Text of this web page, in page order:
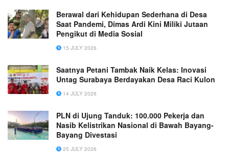
Berawal dari Kehidupan Sederhana di Desa
Saat Pandemi, Dimas Ardi Kini Miliki Jutaan
Pengikut di Media Sosial
15 JULY 2026
Saatnya Petani Tambak Naik Kelas: Inovasi
Untag Surabaya Berdayakan Desa Raci Kulon
14 JULY 2026
PLN di Ujung Tanduk: 100.000 Pekerja dan
Nasib Kelistrikan Nasional di Bawah Bayang-
Bayang Divestasi
25 JULY 2026